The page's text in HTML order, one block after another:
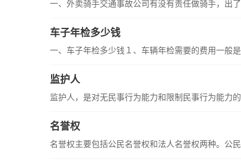
一、外卖骑手交通事故公司有没有责任做骑手，出了
车子年检多少钱
一、车子年检多少钱１、车辆年检需要的费用一般是
监护人
监护人，是对无民事行为能力和限制民事行为能力
名誉权
名誉权主要包括公民名誉权和法人名誉权两种。公民